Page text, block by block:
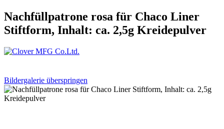
Nachfüllpatrone rosa für Chaco Liner
Stiftform, Inhalt: ca. 2,5g Kreidepulver
Bildergalerie überspringen